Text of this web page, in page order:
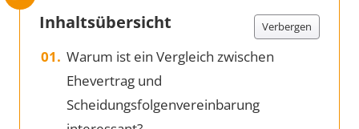
Inhaltsübersicht Verbergen
Warum ist ein Vergleich zwischen
Ehevertrag und
Scheidungsfolgenvereinbarung